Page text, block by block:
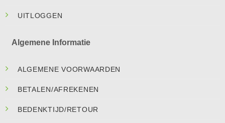
UITLOGGEN
Algemene Informatie
ALGEMENE VOORWAARDEN
BETALEN/AFREKENEN
BEDENKTIJD/RETOUR